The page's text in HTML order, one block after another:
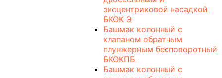
эксцентриковой насадкой
БКОК Э
Башмак колонный с
клапаном обратным
плунжерным бесповоротный
БКОКПБ
Башмак колонный с